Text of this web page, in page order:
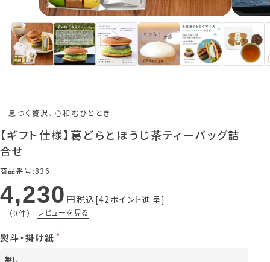
一息つく贅沢、心和むひととき
【ギフト仕様】葛どらとほうじ茶ティーバッグ詰
合せ
商品番号 836
4,230 税込 42ポイント進呈
（0件） レビューを見る
熨斗・掛け紙